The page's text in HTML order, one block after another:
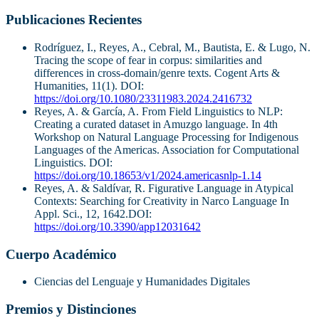
Publicaciones Recientes
Rodríguez, I., Reyes, A., Cebral, M., Bautista, E. & Lugo, N.
Tracing the scope of fear in corpus: similarities and
differences in cross-domain/genre texts. Cogent Arts &
Humanities, 11(1). DOI:
https://doi.org/10.1080/23311983.2024.2416732
Reyes, A. & García, A. From Field Linguistics to NLP:
Creating a curated dataset in Amuzgo language. In 4th
Workshop on Natural Language Processing for Indigenous
Languages of the Americas. Association for Computational
Linguistics. DOI:
https://doi.org/10.18653/v1/2024.americasnlp-1.14
Reyes, A. & Saldívar, R. Figurative Language in Atypical
Contexts: Searching for Creativity in Narco Language In
Appl. Sci., 12, 1642.DOI:
https://doi.org/10.3390/app12031642
Cuerpo Académico
Ciencias del Lenguaje y Humanidades Digitales
Premios y Distinciones